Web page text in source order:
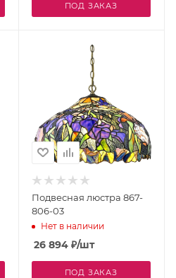
ПОД ЗАКАЗ
Подвесная люстра 867-
806-03
Нет в наличии
26 894₽/шт
ПОД ЗАКАЗ